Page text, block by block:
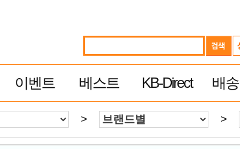
이벤트 베스트 KB-Direct 배
> >